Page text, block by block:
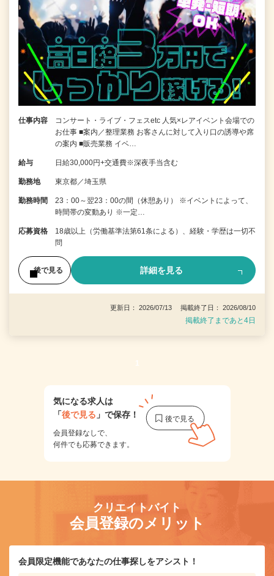
仕事内容
コンサート・ライブ・フェスetc 人気×レアイベント会場での
お仕事 ■案内／整理業務 お客さんに対して入り口の誘導や席
の案内 ■販売業務 イベ…
給与 日給30,000円+交通費※深夜手当含む
勤務地 東京都／埼玉県
勤務時間
23：00～翌23：00の間（休憩あり） ※イベントによって、
時間帯の変動あり ※一定…
応募資格
18歳以上（労働基準法第61条による）、経験・学歴は一切不
問
後で見る 詳細を見る
更新日： 2026/07/13 掲載終了日： 2026/08/10
掲載終了まであと4日
1
気になる求人は
「後で見る 」で保存！
会員登録なしで、
何件でも応募できます。
クリエイトバイト
会員登録のメリット
会員限定機能であなたの仕事探しをアシスト！